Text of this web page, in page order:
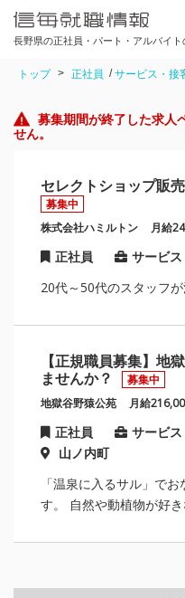
長野県の正社員・パート・アルバイト
トップ 正社員 サービス・接
募集期間が終了した求人
せん。
セレクトショップ販
募集中
株式会社ハミルトン 月給
正社員 サービ
20代～50代のスタッフが
【正規職員募集】地
ませんか？
募集中
地獄谷野猿公苑 月給
正社員
サービ
山ノ内町
「温泉に入るサル」で
す。 自然や動植物が好き